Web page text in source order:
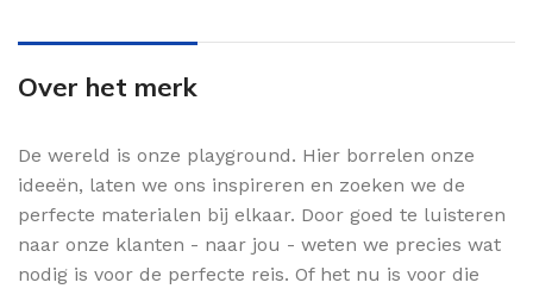
Over het merk
De wereld is onze playground. Hier borrelen onze
ideeën, laten we ons inspireren en zoeken we de
perfecte materialen bij elkaar. Door goed te luisteren
naar onze klanten - naar jou - weten we precies wat
nodig is voor de perfecte reis. Of het nu is voor die